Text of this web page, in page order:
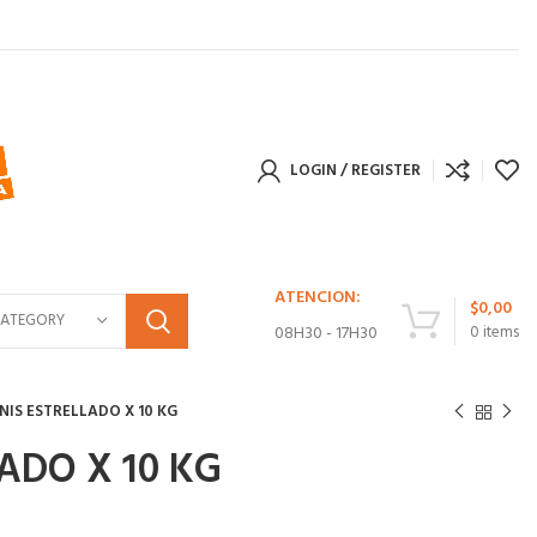
LOGIN / REGISTER
ATENCION:
08H30 - 17H30
0 items
$0,00
ESTRELLADO X 10 KG
X 10 KG